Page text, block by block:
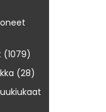
(1079)
(28)